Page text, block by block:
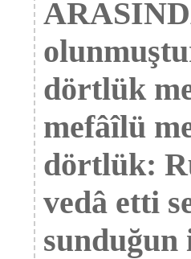
dörtlük
mefâîlü
dörtlük:
vedâ etti
sunduğun